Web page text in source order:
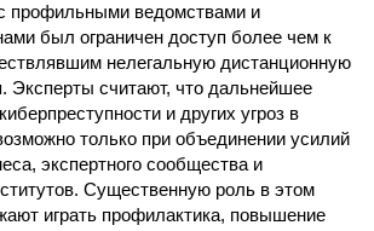
профильными ведомствами и
был ограничен доступ более чем к
нелегальную дистанционную
Эксперты считают, что дальнейшее
и других угроз в
только при объединении усилий
экспертного сообщества и
Существенную роль в этом
играть профилактика, повышение